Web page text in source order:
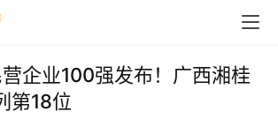
企业100强发布！广西湘桂
第18位